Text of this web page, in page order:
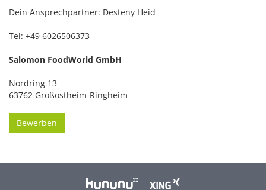
Dein Ansprechpartner: Desteny Heid
Tel: +49 6026506373
Salomon FoodWorld GmbH
Nordring 13
63762 Großostheim-Ringheim
Bewerben